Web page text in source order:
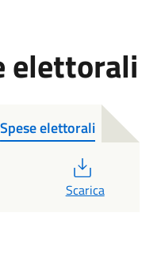
elettorali
Spese elettorali
Scarica